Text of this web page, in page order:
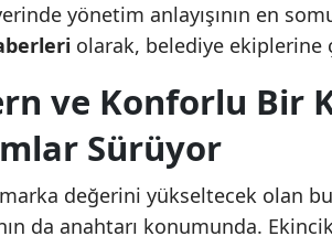
yönetim anlayışının en
olarak, belediye ekiplerine
ve Konforlu Bir
Sürüyor
değerini yükseltecek olan
da anahtarı konumunda.